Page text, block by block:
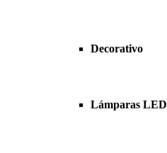
Decorativo
Lámparas LED